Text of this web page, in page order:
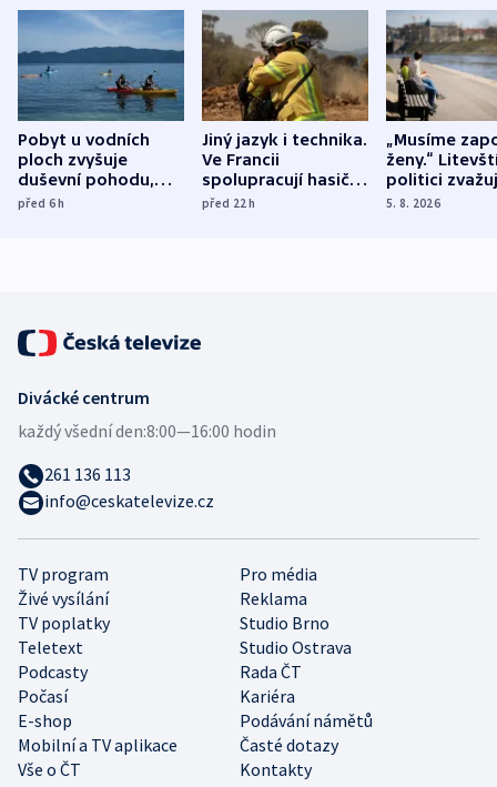
Pobyt u vodních
ploch zvyšuje
duševní pohodu,
ukázala
před 6h
Jiný jazyk i technika.
Ve Francii
spolupracují hasiči z
různých zemí
před 22h
„Musíme
ženy.“
politici
dohodu o
5. 8. 2026
TV program
Pro média
Živé vysílání
Reklama
TV poplatky
Studio Brno
Teletext
Studio Ostrava
Podcasty
Rada ČT
Počasí
Kariéra
E-shop
Podávání námětů
Mobilní a TV aplikace
Časté dotazy
Vše o ČT
Kontakty
Divácké centrum
každý všední den:8:00—16:00 hodin
261 136 113
info@ceskatelevize.cz